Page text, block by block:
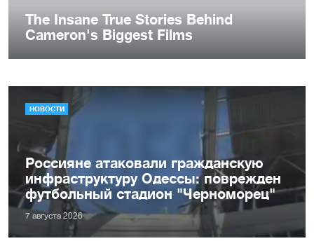
НОВОСТИ
Россияне атаковали гражданскую
инфраструктуру Одессы: поврежден
футбольный стадион "Черноморец"
7 августа 2026